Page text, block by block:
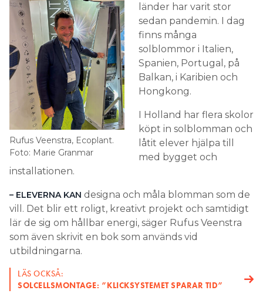
Rufus Veenstra, Ecoplant.
Foto: Marie Granmar
länder har varit stor
sedan pandemin. I dag
finns många
solblommor i Italien,
Spanien, Portugal, på
Balkan, i Karibien och
Hongkong.
I Holland har flera skolor
köpt in solblomman och
låtit elever hjälpa till
med bygget och
installationen.
– ELEVERNA KAN designa och måla blomman som de
vill. Det blir ett roligt, kreativt projekt och samtidigt
lär de sig om hållbar energi, säger Rufus Veenstra
som även skrivit en bok som används vid
utbildningarna.
LÄS OCKSÅ:
SOLCELLSMONTAGE: ”KLICKSYSTEMET SPARAR TID”